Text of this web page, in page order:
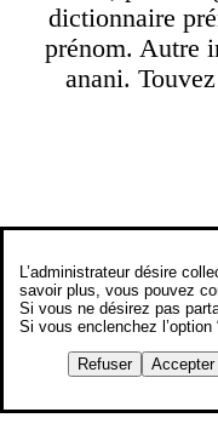
dictionnaire
prénom. Autre
anani.
L’administrateur désire
savoir plus, vous pouvez
Si vous ne désirez pas
Si vous enclenchez
Refuser Accepter